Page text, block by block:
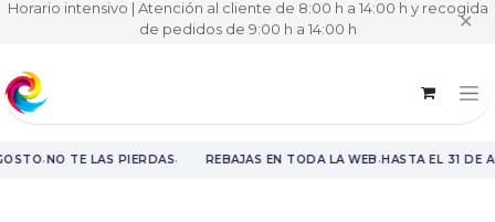
Horario intensivo | Atención al cliente de 8:00 h a 14:00 h y recogida
de pedidos de 9:00 h a 14:00 h ✕
·NO TE LAS PIERDAS· REBAJAS EN TODA LA WEB·HASTA EL 31 DE